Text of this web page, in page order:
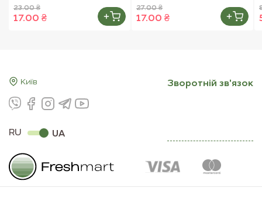
23.00 ₴
17.00 ₴
27.00 ₴
17.00 ₴
Київ
RU UA
Зворотнiй зв'язок